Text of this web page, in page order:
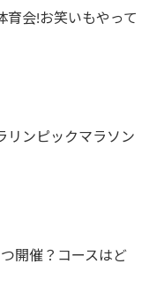
育会!お笑いもやって
リンピックマラソン
開催？コースはど